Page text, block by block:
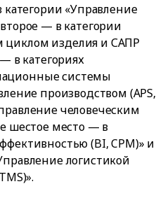
категории «Управление
— в категории
изделия и САПР
в категориях
системы
производством (APS,
человеческим
шестое место — в
(BI, CPM)» и
логистикой